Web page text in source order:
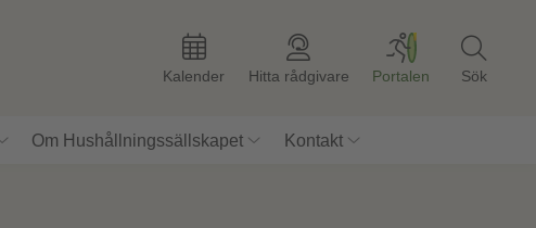
Kalender Hitta rådgivare Portalen Sök
Om Hushållningssällskapet Kontakt